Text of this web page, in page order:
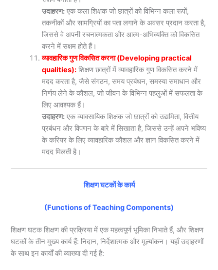
उदाहरण: एक कला शिक्षक जो छात्रों को विभिन्न कला रूपों,
तकनीकों और सामग्रियों का पता लगाने के अवसर प्रदान करता है,
जिससे वे अपनी रचनात्मकता और आत्म-अभिव्यक्ति को विकसित
करने में सक्षम होते हैं।
व्यावहारिक गुण विकसित करना (Developing practical
qualities): शिक्षण छात्रों में व्यावहारिक गुण विकसित करने में
मदद करता है, जैसे संगठन, समय प्रबंधन, समस्या समाधान और
निर्णय लेने के कौशल, जो जीवन के विभिन्न पहलुओं में सफलता के
लिए आवश्यक हैं।
उदाहरण: एक व्यावसायिक शिक्षक जो छात्रों को उद्यमिता, वित्तीय
प्रबंधन और विपणन के बारे में सिखाता है, जिससे उन्हें अपने भविष्य
के करियर के लिए व्यावहारिक कौशल और ज्ञान विकसित करने में
मदद मिलती है।
शिक्षण घटकों के कार्य
(Functions of Teaching Components)
शिक्षण घटक शिक्षण की प्रक्रिया में एक महत्वपूर्ण भूमिका निभाते हैं, और शिक्षण
घटकों के तीन मुख्य कार्य हैं: निदान, निर्देशात्मक और मूल्यांकन। यहाँ उदाहरणों
के साथ इन कार्यों की व्याख्या दी गई है: